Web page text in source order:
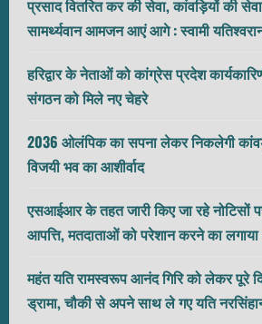
प्रसाद वितरित कर की सेवा, कांवड़ियों की
सामर्थ्यवान आमजन आएं आगे : स्वामी
हरिद्वार के नेताओं को कांग्रेस प्रदेश
संगठन को मिले नए चेहरे
2036 ओलंपिक का सपना लेकर निकलेगी कांवड़
विजयी भव का आशीर्वाद
एसआईआर के तहत जारी किए जा रहे नोटिसों
आपत्ति, मतदाताओं को परेशान करने का
महंत यति रामस्वरूप आनंद गिरि को लेकर पूरे
ड्रामा, चौकी से अपने साथ ले गए यति